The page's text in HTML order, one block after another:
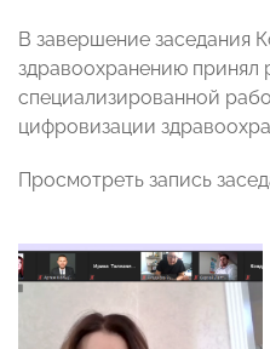
В завершение заседания
здравоохранению принял
специализированной
цифровизации
Просмотреть запись